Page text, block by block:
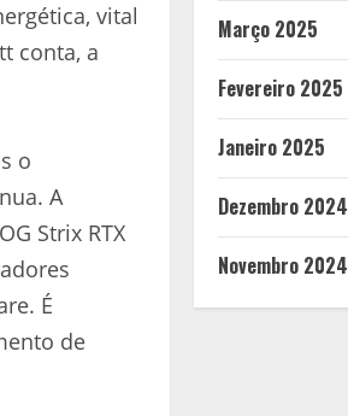
vital
conta, a
o
A
Strix RTX
É
de
Março 2025
Fevereiro 2025
Janeiro 2025
Dezembro 2024
Novembro 2024